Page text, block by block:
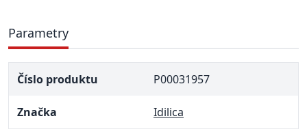
Parametry
Číslo produktu P00031957
Značka Idilica